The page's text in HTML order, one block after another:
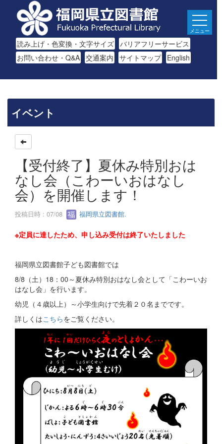
読み上げ・色変換・文字サイズ バリアフリーサービス
お問い合わせ・Q&A 交通案内 サイトマップ English
メニュー
イベント
【受付終了】夏休み特別おは
なし会（こわーいおはなし
会）を開催します！
投稿日時 : 07/08 福岡県立図書館.
※定員に達したため、申し込み受付は終了いたしました
福岡県立図書館子ども図書館では
8/8（土）18：00～夏休み特別おはなし会として「こわーいお
はなし会」を行います。
幼児（４歳以上）～小学生向けで先着２０名までです。
詳しくはこちらをご覧ください。